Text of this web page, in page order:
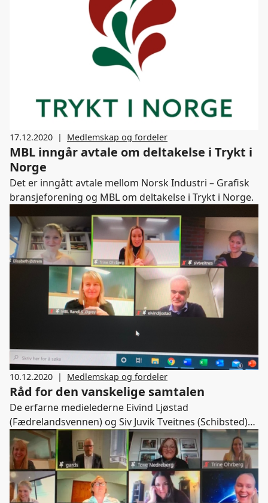
17.12.2020 | Medlemskap og fordeler
MBL inngår avtale om deltakelse i Trykt i
Norge
Det er inngått avtale mellom Norsk Industri – Grafisk
bransjeforening og MBL om deltakelse i Trykt i Norge.
10.12.2020 | Medlemskap og fordeler
Råd for den vanskelige samtalen
De erfarne medielederne Eivind Ljøstad
(Fædrelandsvennen) og Siv Juvik Tveitnes (Schibsted)
delte nyttige tips og råd med 80 deltakere da andre del
av lederskolen ble avviklet i dag. Psykolog og
lederutvikler Elisabeth Østrem fra AFF holdt en
innledning og snakket om "Krise og den vanskelige
samtalen".